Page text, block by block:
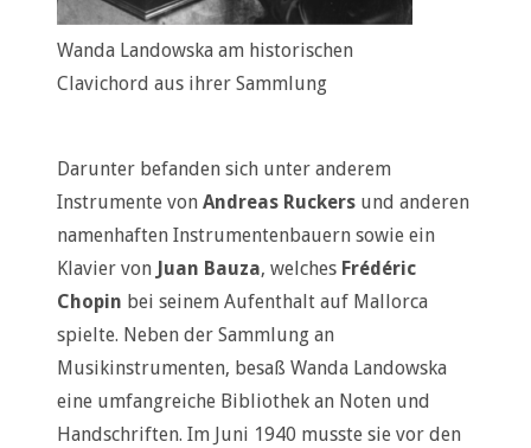
Wanda Landowska am historischen
Clavichord aus ihrer Sammlung
Darunter befanden sich unter anderem
Instrumente von Andreas Ruckers und anderen
namenhaften Instrumentenbauern sowie ein
Klavier von Juan Bauza, welches Frédéric
Chopin bei seinem Aufenthalt auf Mallorca
spielte. Neben der Sammlung an
Musikinstrumenten, besaß Wanda Landowska
eine umfangreiche Bibliothek an Noten und
Handschriften. Im Juni 1940 musste sie vor den